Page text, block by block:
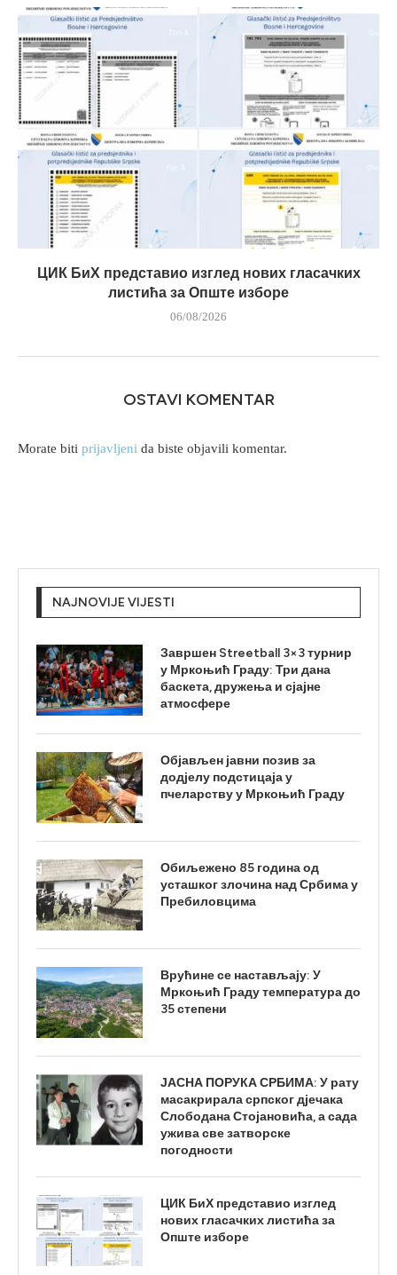
ЦИК БиХ представио изглед нових гласачких
листића за Опште изборе
06/08/2026
OSTAVI KOMENTAR
Morate biti prijavljeni da biste objavili komentar.
NAJNOVIJE VIJESTI
Завршен Streetball 3×3 турнир
у Мркоњић Граду: Три дана
баскета, дружења и сјајне
атмосфере
Објављен јавни позив за
додјелу подстицаја у
пчеларству у Мркоњић Граду
Обиљежено 85 година од
усташког злочина над Србима у
Пребиловцима
Врућине се настављају: У
Мркоњић Граду температура до
35 степени
ЈАСНА ПОРУКА СРБИМА: У рату
масакрирала српског дјечака
Слободана Стојановића, а сада
ужива све затворске
погодности
ЦИК БиХ представио изглед
нових гласачких листића за
Опште изборе